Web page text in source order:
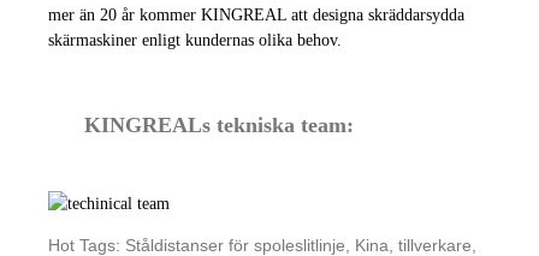
mer än 20 år kommer KINGREAL att designa skräddarsydda
skärmaskiner enligt kundernas olika behov.
KINGREALs tekniska team:
Hot Tags: Ståldistanser för spoleslitlinje, Kina, tillverkare,